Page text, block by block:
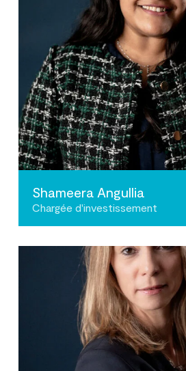
Shameera Angullia
Chargée d'investissement